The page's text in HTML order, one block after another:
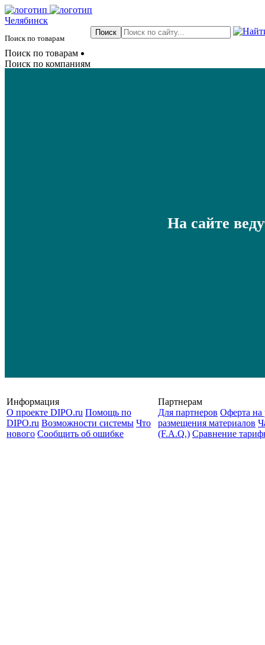
Челябинск
Поиск по товарам
Поиск по товарам
Поиск по компаниям
На сайте
Информация
О проекте DIPO.ru Помощь по
DIPO.ru Возможности системы Что
нового Сообщить об ошибке
Партнерам
Для партнеров Оферта на
размещения материалов
(F.A.Q.) Cравнение